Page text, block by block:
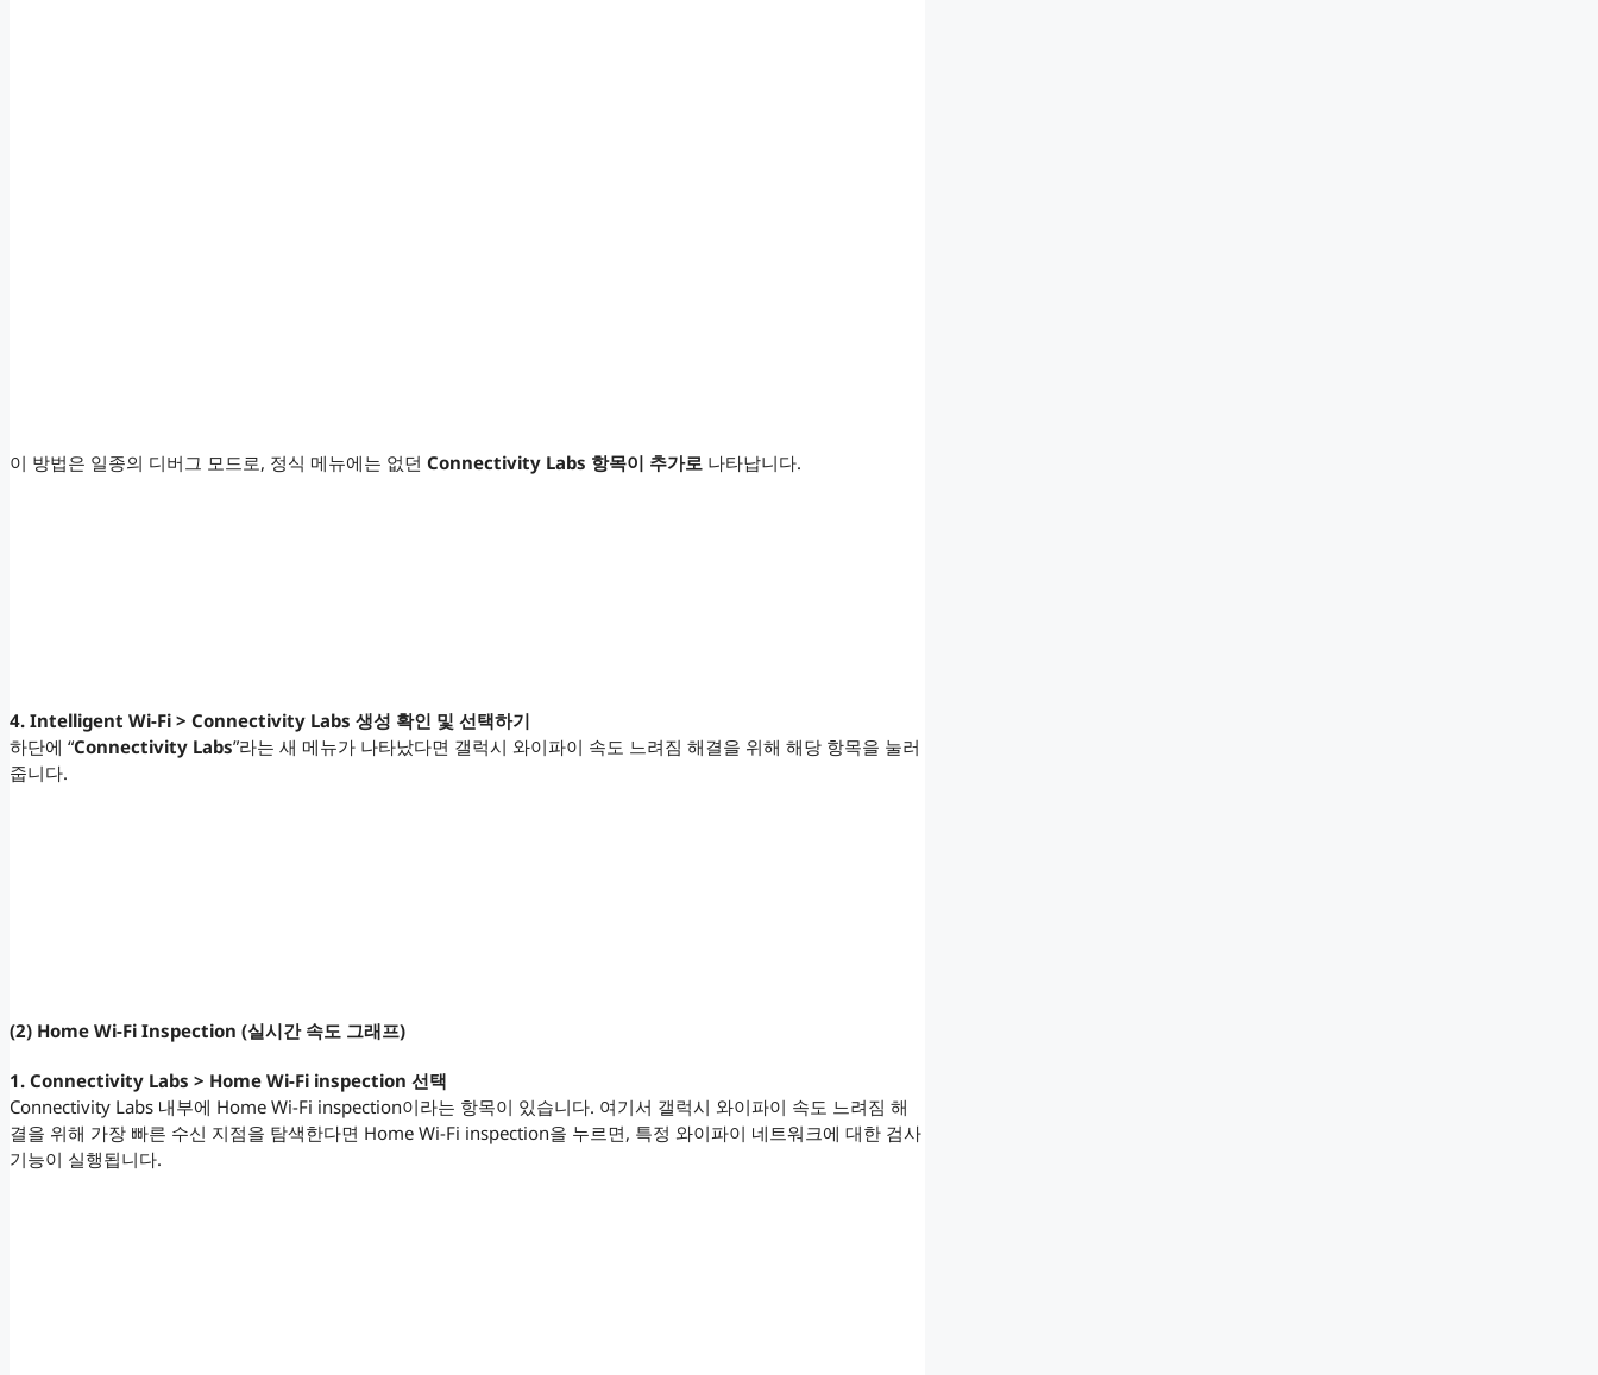
이 방법은 일종의 디버그 모드로, 정식 메뉴에는 없던 Connectivity Labs 항목이 추가로 나타납니다.
4. Intelligent Wi-Fi > Connectivity Labs 생성 확인 및 선택하기
하단에 “Connectivity Labs”라는 새 메뉴가 나타났다면 갤럭시 와이파이 속도 느려짐 해결을 위해 해당 항목을 눌러
줍니다.
(2) Home Wi-Fi Inspection (실시간 속도 그래프)
1. Connectivity Labs > Home Wi-Fi inspection 선택
Connectivity Labs 내부에 Home Wi-Fi inspection이라는 항목이 있습니다. 여기서 갤럭시 와이파이 속도 느려짐 해
결을 위해 가장 빠른 수신 지점을 탐색한다면 Home Wi-Fi inspection을 누르면, 특정 와이파이 네트워크에 대한 검사
기능이 실행됩니다.